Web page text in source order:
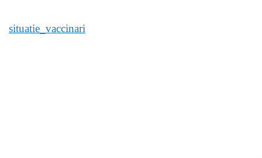
situatie_vaccinari